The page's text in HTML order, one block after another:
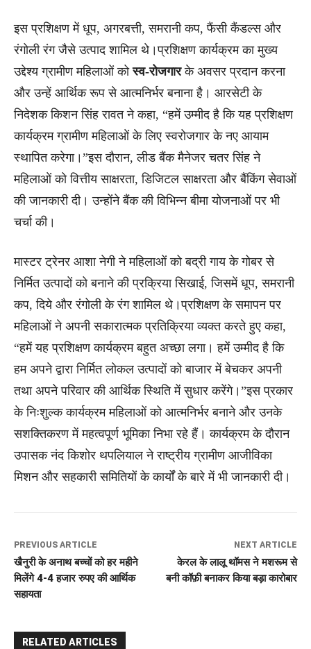
इस प्रशिक्षण में धूप, अगरबत्ती, समरानी कप, फैंसी कैंडल्स और
रंगोली रंग जैसे उत्पाद शामिल थे।प्रशिक्षण कार्यक्रम का मुख्य
उद्देश्य ग्रामीण महिलाओं कोस्व-रोजगारके अवसर प्रदान करना
और उन्हें आर्थिक रूप से आत्मनिर्भर बनाना है। आरसेटी के
निदेशक किशन सिंह रावत ने कहा, “हमें उम्मीद है कि यह प्रशिक्षण
कार्यक्रम ग्रामीण महिलाओं के लिए स्वरोजगार के नए आयाम
स्थापित करेगा।”इस दौरान, लीड बैंक मैनेजर चतर सिंह ने
महिलाओं को वित्तीय साक्षरता, डिजिटल साक्षरता और बैंकिंग सेवाओं
की जानकारी दी। उन्होंने बैंक की विभिन्न बीमा योजनाओं पर भी
चर्चा की।
मास्टर ट्रेनर आशा नेगी ने महिलाओं को बद्री गाय के गोबर से
निर्मित उत्पादों को बनाने की प्रक्रिया सिखाई, जिसमें धूप, समरानी
कप, दिये और रंगोली के रंग शामिल थे।प्रशिक्षण के समापन पर
महिलाओं ने अपनी सकारात्मक प्रतिक्रिया व्यक्त करते हुए कहा,
“हमें यह प्रशिक्षण कार्यक्रम बहुत अच्छा लगा। हमें उम्मीद है कि
हम अपने द्वारा निर्मित लोकल उत्पादों को बाजार में बेचकर अपनी
तथा अपने परिवार की आर्थिक स्थिति में सुधार करेंगे।”इस प्रकार
के निःशुल्क कार्यक्रम महिलाओं को आत्मनिर्भर बनाने और उनके
सशक्तिकरण में महत्वपूर्ण भूमिका निभा रहे हैं। कार्यक्रम के दौरान
उपासक नंद किशोर थपलियाल ने राष्ट्रीय ग्रामीण आजीविका
मिशन और सहकारी समितियों के कार्यों के बारे में भी जानकारी दी।
PREVIOUS ARTICLE
खैनुरी के अनाथ बच्चों को हर महीने
मिलेंगे 4-4 हजार रुपए की आर्थिक
सहायता
NEXT ARTICLE
केरल के लालू थॉमस ने मशरूम से
बनी कॉफ़ी बनाकर किया बड़ा कारोबार
RELATED ARTICLES